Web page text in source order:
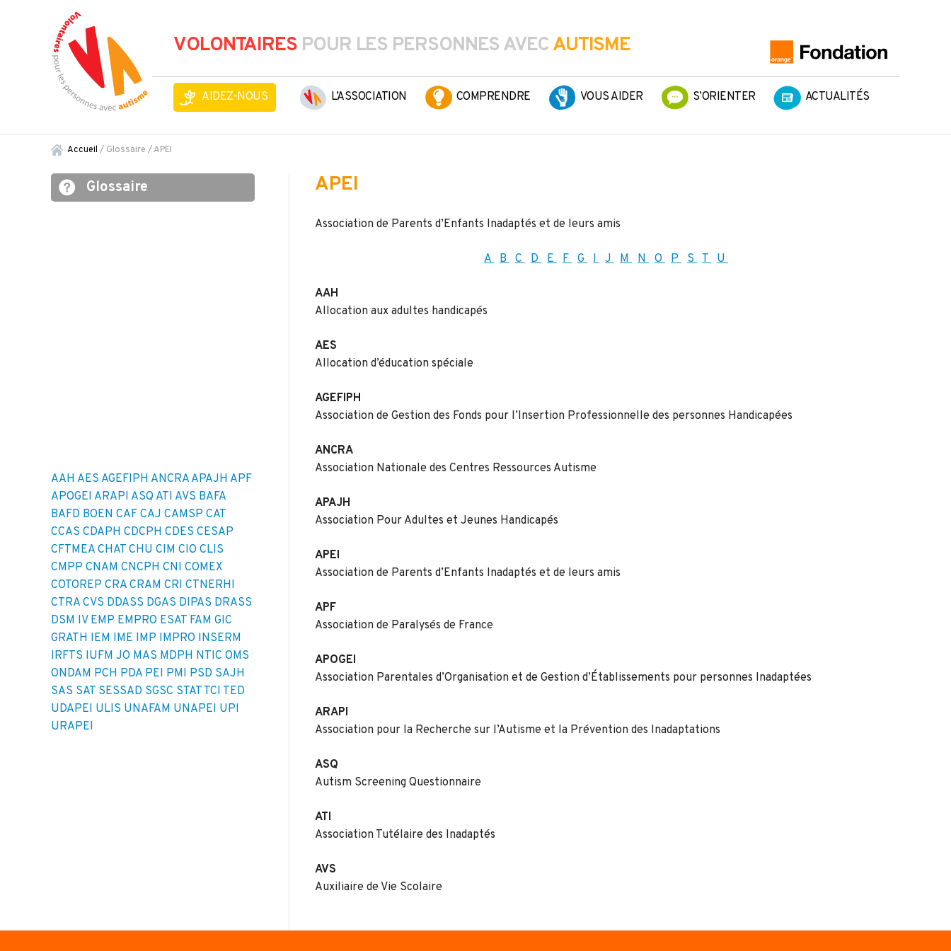
VOLONTAIRES POUR LES PERSONNES AVEC AUTISME
AIDEZ-NOUS L’ASSOCIATION COMPRENDRE VOUS AIDER S’ORIENTER ACTUALITÉS
Accueil / Glossaire /APEI
APEI
Association de Parents d’Enfants Inadaptés et de leurs amis
A B C D E F G I J M N O P S T U
AAH
Allocation aux adultes handicapés
AES
Allocation d’éducation spéciale
AGEFIPH
Association de Gestion des Fonds pour l’Insertion Professionnelle des personnes Handicapées
ANCRA
Association Nationale des Centres Ressources Autisme
APAJH
Association Pour Adultes et Jeunes Handicapés
APEI
Association de Parents d’Enfants Inadaptés et de leurs amis
APF
Association de Paralysés de France
APOGEI
Association Parentales d’Organisation et de Gestion d’Établissements pour personnes Inadaptées
ARAPI
Association pour la Recherche sur l’Autisme et la Prévention des Inadaptations
ASQ
Autism Screening Questionnaire
ATI
Association Tutélaire des Inadaptés
AVS
Auxiliaire de Vie Scolaire
Glossaire
AAH AES AGEFIPH ANCRA APAJH APF
APOGEI ARAPI ASQ ATI AVS BAFA
BAFD BOEN CAF CAJ CAMSP CAT
CCAS CDAPH CDCPH CDES CESAP
CFTMEA CHAT CHU CIM CIO CLIS
CMPP CNAM CNCPH CNI COMEX
COTOREP CRA CRAM CRI CTNERHI
CTRA CVS DDASS DGAS DIPAS DRASS
DSM IV EMP EMPRO ESAT FAM GIC
GRATH IEM IME IMP IMPRO INSERM
IRFTS IUFM JO MAS MDPH NTIC OMS
ONDAM PCH PDA PEI PMI PSD SAJH
SAS SAT SESSAD SGSC STAT TCI TED
UDAPEI ULIS UNAFAM UNAPEI UPI
URAPEI